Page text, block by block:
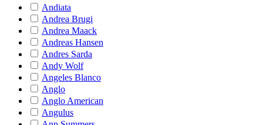
Andiata
Andrea Brugi
Andrea Maack
Andreas Hansen
Andres Sarda
Andy Wolf
Angeles Blanco
Anglo
Anglo American
Angulus